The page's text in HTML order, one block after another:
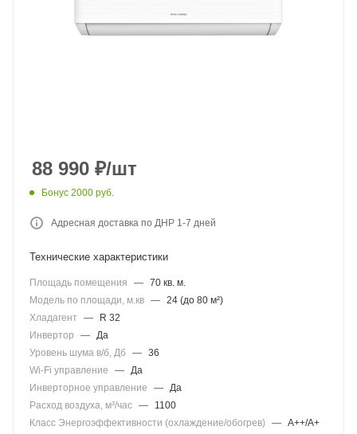
88 990 ₽/шт
Бонус 2000 руб.
Адресная доставка по ДНР 1-7 дней
Технические характеристики
Площадь помещения — 70 кв. м.
Модель по площади, м.кв — 24 (до 80 м²)
Хладагент
—
R 32
Инвертор
— Да
Уровень шума в/б, Дб — 36
Wi-Fi управление
— Да
Инверторное управление
— Да
Расход воздуха, м³/час —
1100
Класс Энергоэффективности (охлаждение/обогрев)
— A++/A+